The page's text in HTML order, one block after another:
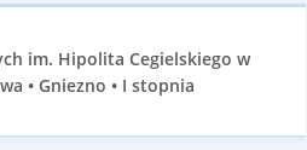
im. Hipolita Cegielskiego w
• Gniezno • I stopnia